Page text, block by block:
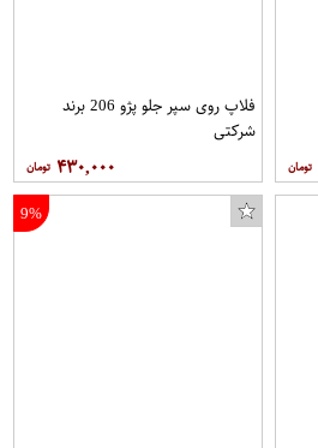
فلاپ روی سپر جلو پژو 206 برند
شرکتی
۴۳۰,۰۰۰
9%